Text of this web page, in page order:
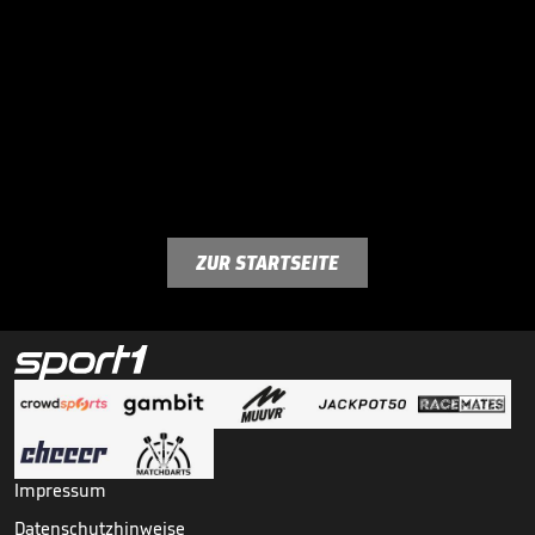
ZUR STARTSEITE
Impressum
Datenschutzhinweise